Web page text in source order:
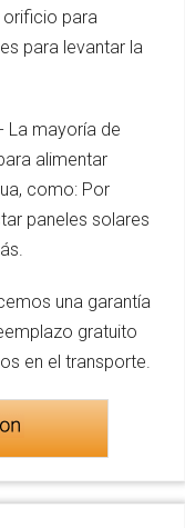
orificio para
para levantar la
- La mayoría de
alimentar
como: Por
paneles solares
una garantía
gratuito
en el transporte.